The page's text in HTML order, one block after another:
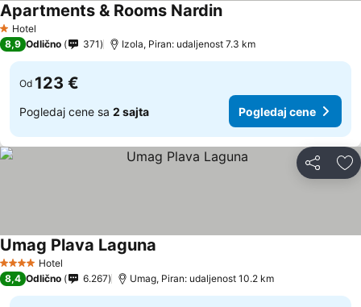
1 Zvezdice
Hotel
Apartments & Rooms Nardin
8,9 Odlično 371 Izola, Piran: udaljenost 7.3 km
Od 123 €
Pogledaj cene sa 2 sajta Pogledaj cene
Deli
4 ZvezdiceHotel
Umag Plava Laguna
8,4 Odlično 6.267 Umag, Piran: udaljenost 10.2 km